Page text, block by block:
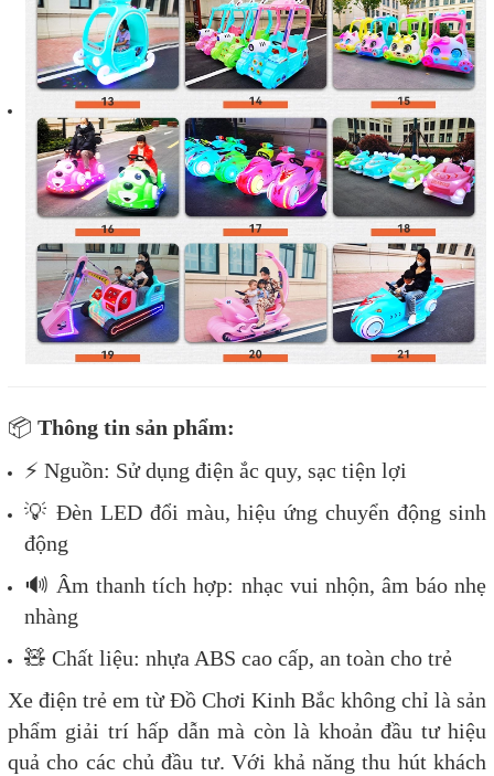
📦 Thông tin sản phẩm:
⚡ Nguồn: Sử dụng điện ắc quy, sạc tiện lợi
💡 Đèn LED đổi màu, hiệu ứng chuyển động sinh
động
🔊 Âm thanh tích hợp: nhạc vui nhộn, âm báo nhẹ
nhàng
🧸 Chất liệu: nhựa ABS cao cấp, an toàn cho trẻ
Xe điện trẻ em từ Đồ Chơi Kinh Bắc không chỉ là sản
phẩm giải trí hấp dẫn mà còn là khoản đầu tư hiệu
quả cho các chủ đầu tư. Với khả năng thu hút khách